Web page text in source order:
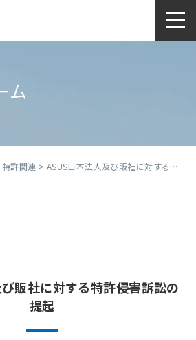
ム
特許関連 > ASUS日本法人及び販社に対する特許侵害訴訟の提起
販社に対する特許侵害訴訟の
提起